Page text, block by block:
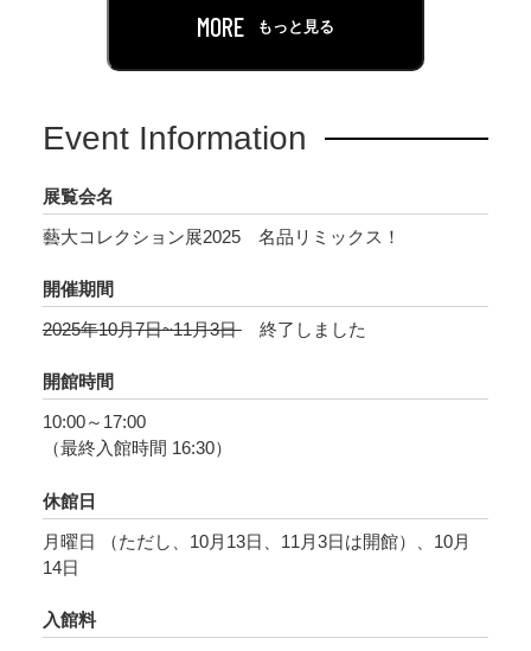
教材なども数多く含まれており、現在では約3万
に向き合い、描き写すことで深まる“学び”のか
優品とともに、模写やスケッチなど、これまで
紹介される機会の少なかった作品や資料を新た
学び、自らの表現を模索してきたか、その歩み
にも迫ります。
MORE もっと見る
Event Information
展覧会名
藝大コレクション展2025 名品リミックス！
開催期間
2025年10月7日~11月3日
終了しました
開館時間
10:00～17:00
（最終入館時間 16:30）
休館日
月曜日 （ただし、10月13日、11月3日は開館）、10月
14日
入館料